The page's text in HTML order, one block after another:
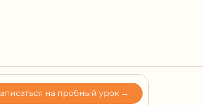
на пробный урок →